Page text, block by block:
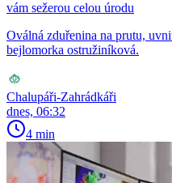
vám sežerou celou úrodu
Oválná zduřenina na prutu,
bejlomorka ostružiníková.
Chalupáři-Zahrádkáři
dnes, 06:32
4 min